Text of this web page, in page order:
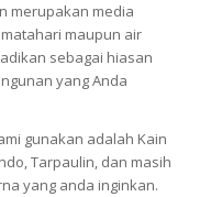
merupakan media
maupun air
sebagai hiasan
yang Anda
gunakan adalah Kain
Tarpaulin, dan masih
yang anda inginkan.